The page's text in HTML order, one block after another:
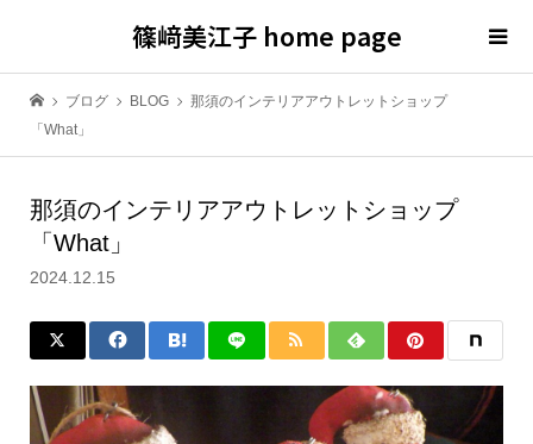
篠﨑美江子 home page
ブログ BLOG
那須のインテリアアウトレットショップ
「What」
那須のインテリアアウトレットショップ
「What」
2024.12.15